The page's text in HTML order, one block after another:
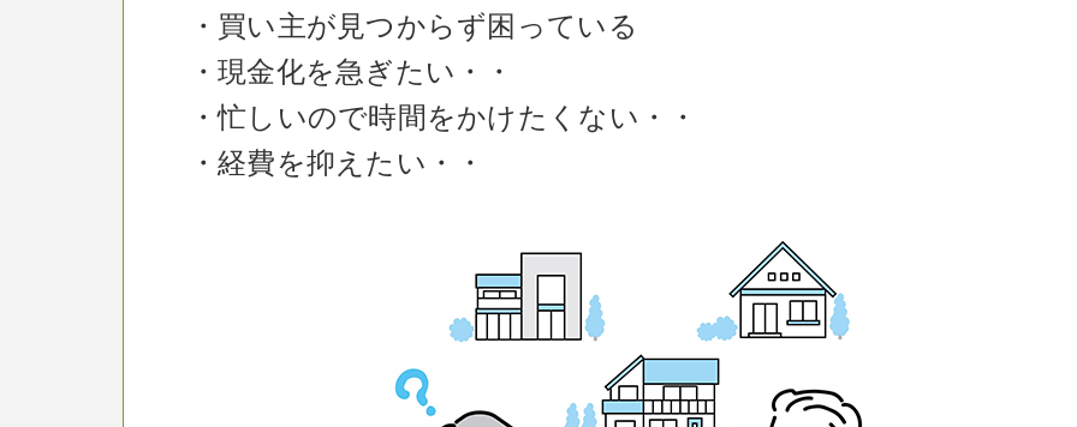
・買い主が見つからず困っている
・現金化を急ぎたい・・
・忙しいので時間をかけたくない・・
・経費を抑えたい・・